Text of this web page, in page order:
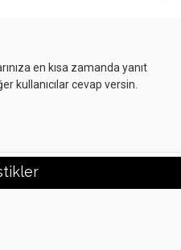
en kısa zamanda yanıt
kullanıcılar cevap versin.